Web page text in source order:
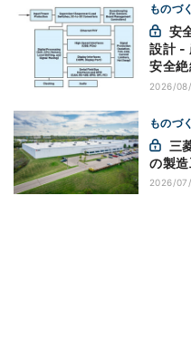
ものづ
設計 -
安全
2026/
ものづ
の製
2026/